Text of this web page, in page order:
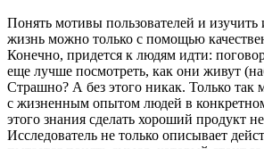
Понять мотивы пользователей и
жизнь можно только с помощью
Конечно, придется к людям идти:
еще лучше посмотреть, как они живут
Страшно? А без этого никак. Только так
с жизненным опытом людей в
этого знания сделать хороший продукт
Исследователь не только описывает